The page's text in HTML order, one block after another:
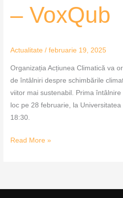
– VoxQub
Actualitate /februarie 19, 2025
Organizația Acțiunea Climatică va
de întâlniri despre schimbările
viitor mai sustenabil. Prima
loc pe 28 februarie, la
18:30.
Read More »